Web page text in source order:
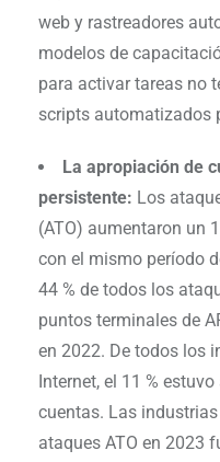
web y rastreadores
modelos de
para activar tareas no
scripts automatizados
La apropiación de
persistente: Los
(ATO) aumentaron un
con el mismo período
44 % de todos los
puntos terminales de
en 2022. De todos los
Internet, el 11 %
cuentas. Las
ataques ATO en 2023